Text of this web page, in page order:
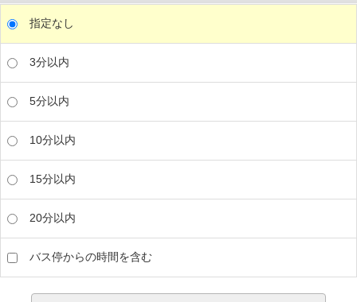
指定なし
3分以内
5分以内
10分以内
15分以内
20分以内
バス停からの時間を含む